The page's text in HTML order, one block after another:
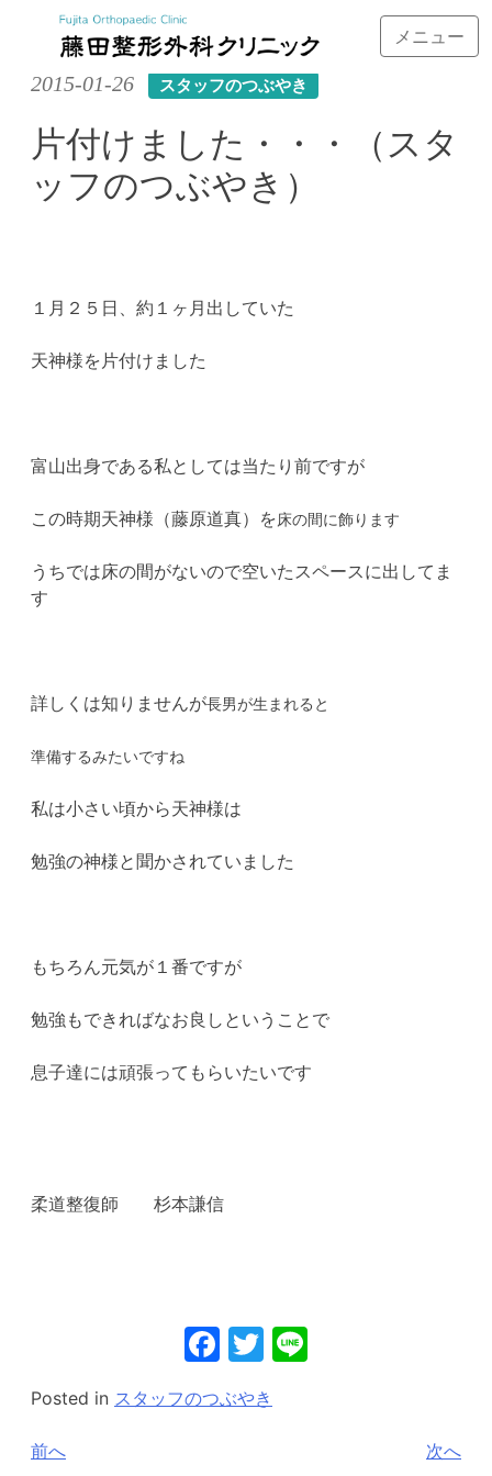
メニュー
2015-01-26 スタッフのつぶやき
片付けました・・・（スタ
ッフのつぶやき）
１月２５日、約１ヶ月出していた
天神様を片付けました
富山出身である私としては当たり前ですが
この時期天神様（藤原道真）を床の間に飾ります
うちでは床の間がないので空いたスペースに出してま
す
詳しくは知りませんが長男が生まれると
準備するみたいですね
私は小さい頃から天神様は
勉強の神様と聞かされていました
もちろん元気が１番ですが
勉強もできればなお良しということで
息子達には頑張ってもらいたいです
柔道整復師 杉本謙信
Facebook
Twitter
Posted in スタッフのつぶやき
投
前へ 次へ